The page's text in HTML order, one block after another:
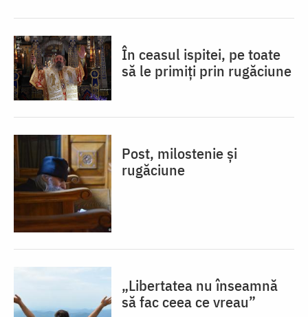
În ceasul ispitei, pe toate
să le primiți prin rugăciune
Post, milostenie și
rugăciune
„Libertatea nu înseamnă
să fac ceea ce vreau”